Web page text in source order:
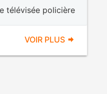
télévisée policière
VOIR PLUS